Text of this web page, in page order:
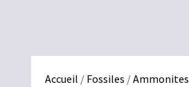
Accueil / Fossiles /Ammonites